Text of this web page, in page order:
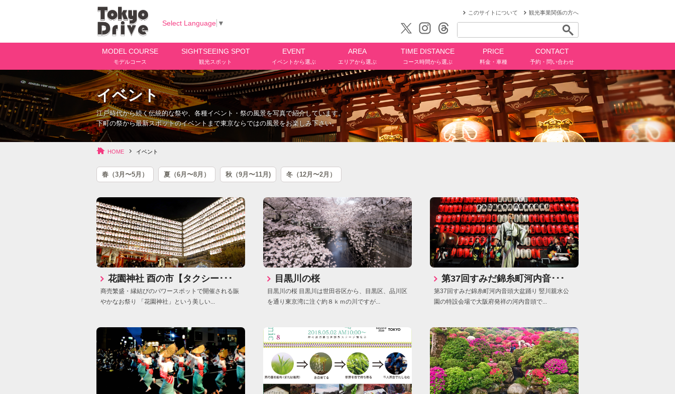
Select Language ▼
観光事業関係の方へ
このサイトについて
MODEL COURSE
モデルコース
SIGHTSEEING SPOT
観光スポット
EVENT
イベントから選ぶ
AREA
エリアから選ぶ
TIME DISTANCE
コース時間から選ぶ
PRICE
料金・車種
CONTACT
予約・問い合わせ
イベント
江戸時代から続く伝統的な祭や、各種イベント・祭の風景を写真で紹介しています。
下町の祭から最新スポットのイベントまで東京ならではの風景をお楽しみ下さい。
HOME イベント
春（3月〜5月） 夏（6月〜8月） 秋（9月〜11月) 冬（12月〜2月）
花園神社 酉の市【タクシー･･･
商売繁盛・縁結びのパワースポットで開催される賑
やかなお祭り 「花園神社」という美しい...
目黒川の桜
目黒川の桜 目黒川は世田谷区から、目黒区、品川区
を通り東京湾に注ぐ約８ｋｍの川ですが...
第37回すみだ錦糸町河内音･･･
第37回すみだ錦糸町河内音頭大盆踊り 竪川親水公
園の特設会場で大阪府発祥の河内音頭で...